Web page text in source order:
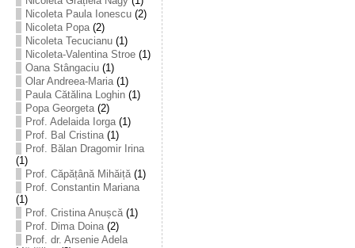
Nicoleta Paula Ionescu(2)
Nicoleta Popa(2)
Nicoleta Tecucianu(1)
Nicoleta-Valentina Stroe(1)
Oana Stângaciu(1)
Olar Andreea-Maria(1)
Paula Cătălina Loghin(1)
Popa Georgeta(2)
Prof. Adelaida Iorga(1)
Prof. Bal Cristina(1)
Prof. Bălan Dragomir Irina
(1)
Prof. Căpățână Mihăiță(1)
Prof. Constantin Mariana
(1)
Prof. Cristina Anușcă(1)
Prof. Dima Doina(2)
Prof. dr. Arsenie Adela